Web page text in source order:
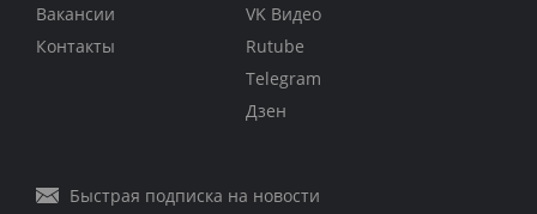
Вакансии
Контакты
VK Видео
Rutube
Telegram
Дзен
Быстрая подписка на новости